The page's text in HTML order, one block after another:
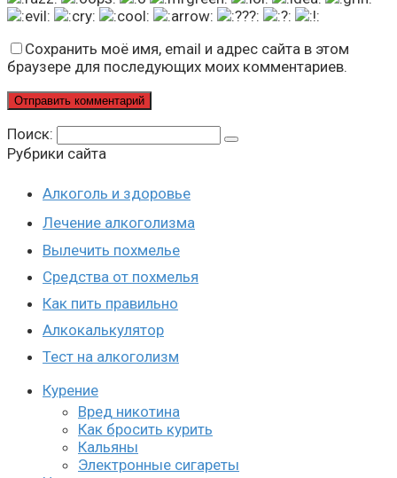
Сохранить моё имя, email и адрес сайта в этом
браузере для последующих моих комментариев.
Поиск:
Рубрики сайта
Алкоголь и здоровье
Лечение алкоголизма
Вылечить похмелье
Средства от похмелья
Как пить правильно
Алкокалькулятор
Тест на алкоголизм
Курение
Вред никотина
Как бросить курить
Кальяны
Электронные сигареты